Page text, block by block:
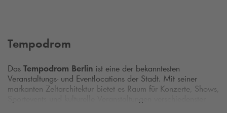
Tempodrom
Das Tempodrom Berlin ist eine der bekanntesten
Veranstaltungs‑ und Eventlocations der Stadt. Mit seiner
markanten Zeltarchitektur bietet es Raum für Konzerte, Shows,